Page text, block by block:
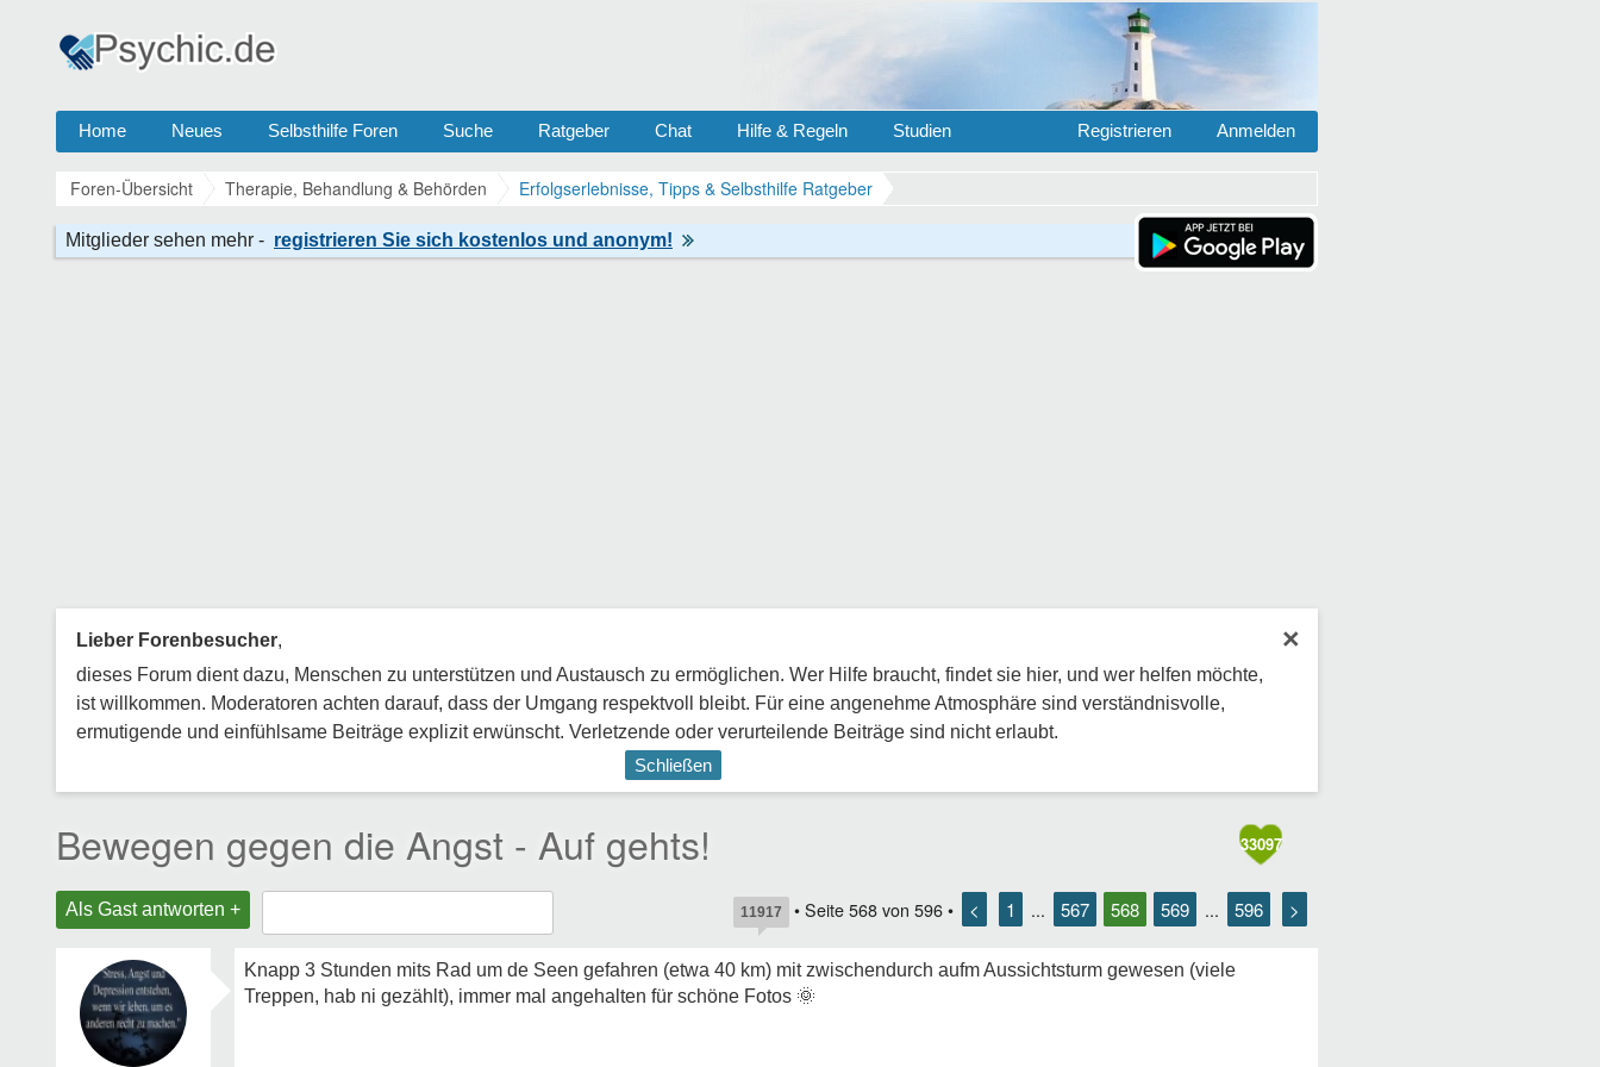
Home Neues Selbsthilfe Foren Suche Ratgeber Chat Hilfe & Regeln Studien Anmelden
Registrieren
Foren-Übersicht Therapie, Behandlung & Behörden Erfolgserlebnisse, Tipps & Selbsthilfe Ratgeber
×
Lieber Forenbesucher,
dieses Forum dient dazu, Menschen zu unterstützen und Austausch zu ermöglichen. Wer Hilfe braucht, findet sie hier, und wer helfen möchte,
ist willkommen. Moderatoren achten darauf, dass der Umgang respektvoll bleibt. Für eine angenehme Atmosphäre sind verständnisvolle,
ermutigende und einfühlsame Beiträge explizit erwünscht. Verletzende oder verurteilende Beiträge sind nicht erlaubt.
Schließen
33097
Bewegen gegen die Angst - Auf gehts!
Als Gast antworten + 11917 • Seite 568 von 596 • < 1 ... 567 568 569 ... 596 >
Knapp 3 Stunden mits Rad um de Seen gefahren (etwa 40 km) mit zwischendurch aufm Aussichtsturm gewesen (viele
Treppen, hab ni gezählt), immer mal angehalten für schöne Fotos 🌞